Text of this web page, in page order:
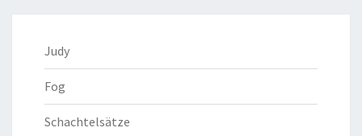
Judy
Fog
Schachtelsätze